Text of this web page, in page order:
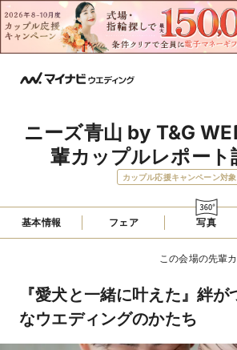
ニーズ青山 by T&G
輩カップルレポート
カップル応援キャンペーン対象
基本情報 フェア 写真
この会場の先輩
『愛犬と一緒に叶えた』絆が
なウエディングのかたち